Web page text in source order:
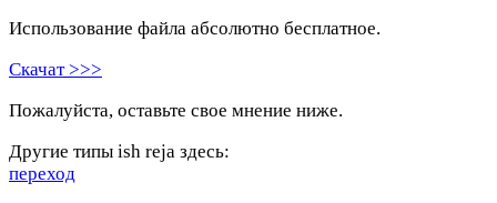
Использование файла абсолютно бесплатное.
Скачат >>>
Пожалуйста, оставьте свое мнение ниже.
Другие типы ish reja здесь:
переход